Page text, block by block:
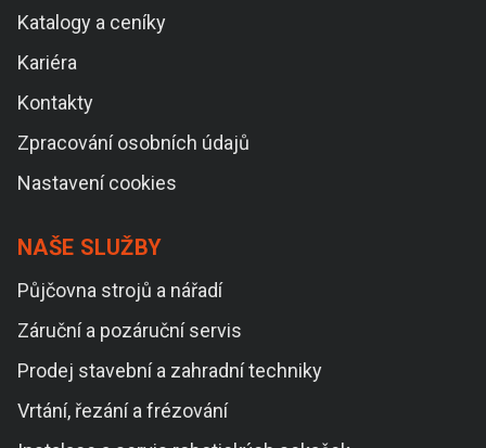
Katalogy a ceníky
Kariéra
Kontakty
Zpracování osobních údajů
Nastavení cookies
NAŠE SLUŽBY
Půjčovna strojů a nářadí
Záruční a pozáruční servis
Prodej stavební a zahradní techniky
Vrtání, řezání a frézování